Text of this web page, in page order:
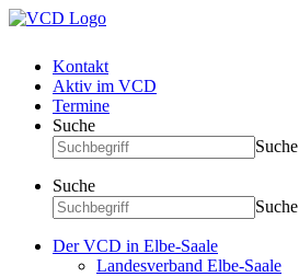
Kontakt
Aktiv im VCD
Termine
Suche
Suche
Suche
Suche
Der VCD in Elbe-Saale
Landesverband Elbe-Saale